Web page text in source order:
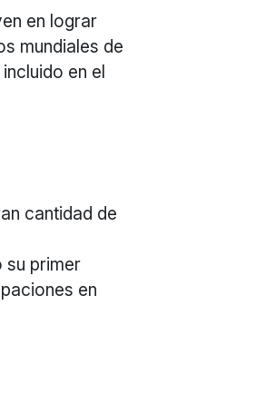
en lograr
mundiales de
en el
cantidad de
su primer
en